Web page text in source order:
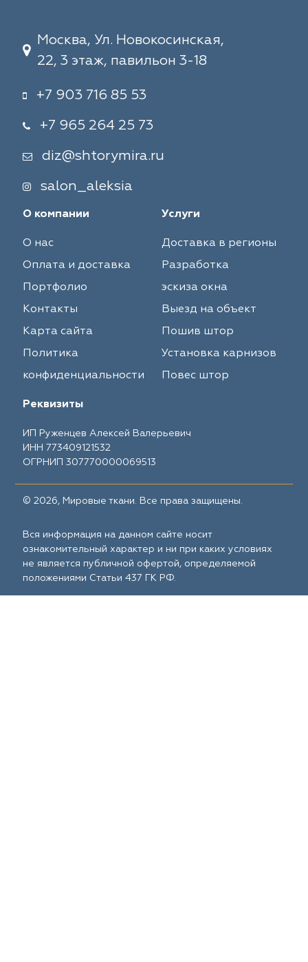
Москва, Ул. Новокосинская,
22, 3 этаж, павильон 3-18
+7 903 716 85 53
+7 965 264 25 73
diz@shtorymira.ru
salon_aleksia
О компании
О нас
Оплата и доставка
Портфолио
Контакты
Карта сайта
Политика
конфиденциальности
Услуги
Доставка в регионы
Разработка
эскиза окна
Выезд на объект
Пошив штор
Установка карнизов
Повес штор
Реквизиты
ИП Руженцев Алексей Валерьевич
ИНН 773409121532
ОГРНИП 307770000069513
© 2026, Мировые ткани. Все права защищены.
Вся информация на данном сайте носит
ознакомительный характер и ни при каких условиях
не является публичной офертой, определяемой
положениями Статьи 437 ГК РФ.